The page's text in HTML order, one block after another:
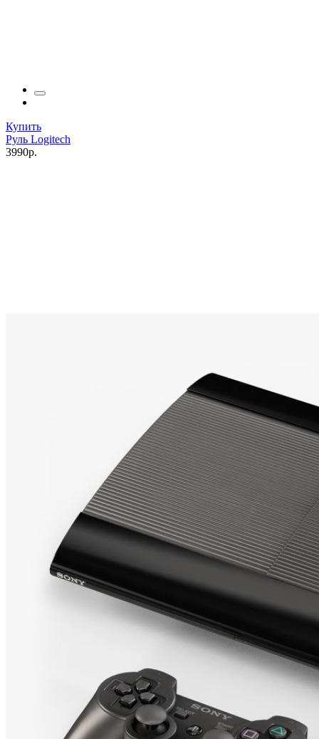
Купить
Руль Logitech
3990р.